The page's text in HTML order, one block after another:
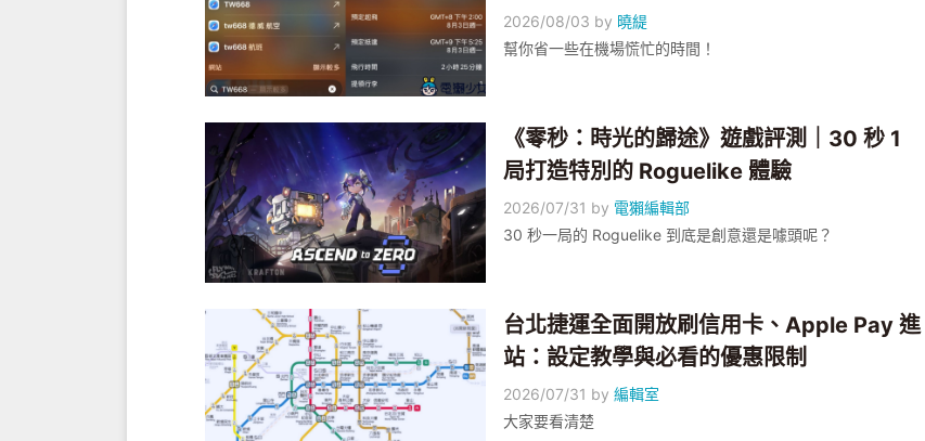
2026/08/03 by 曉緹
幫你省一些在機場慌忙的時間！
《零秒：時光的歸途》遊戲評測｜30 秒 1
局打造特別的 Roguelike 體驗
2026/07/31 by 電獺編輯部
30 秒一局的 Roguelike 到底是創意還是噱頭呢？
台北捷運全面開放刷信用卡、Apple Pay 進
站：設定教學與必看的優惠限制
2026/07/31 by編輯室
大家要看清楚